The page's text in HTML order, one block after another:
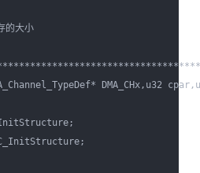
的大小
DMA_CHx,u32